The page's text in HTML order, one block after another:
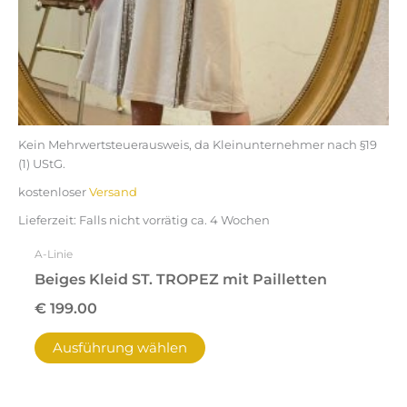
Kein Mehrwertsteuerausweis, da Kleinunternehmer nach §19
(1) UStG.
kostenloserVersand
Lieferzeit: Falls nicht vorrätig ca. 4 Wochen
A-Linie
Beiges Kleid ST. TROPEZ mit Pailletten
€199.00
Ausführung wählen